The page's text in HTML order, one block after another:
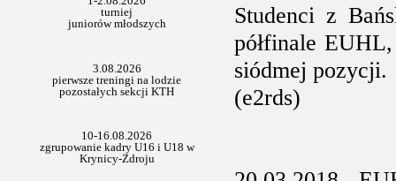
Studenci z
półfinale
siódmej pozycji.
(e2rds)